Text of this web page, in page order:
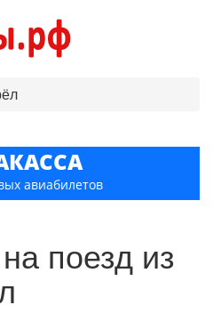
авиабилетов
поезд из